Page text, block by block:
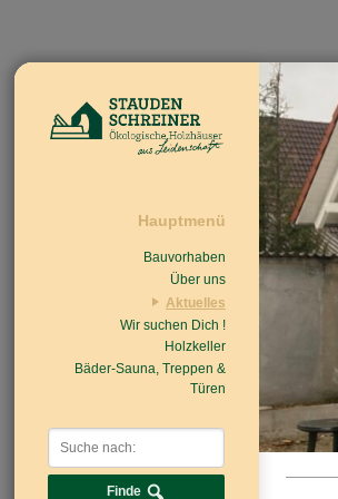
Hauptmenü
Bauvorhaben
Über uns
Aktuelles
Beiträge
Nachrichten/Einzug
Wir suchen Dich !
Holzkeller
Bäder-Sauna, Treppen &
Türen
Finde